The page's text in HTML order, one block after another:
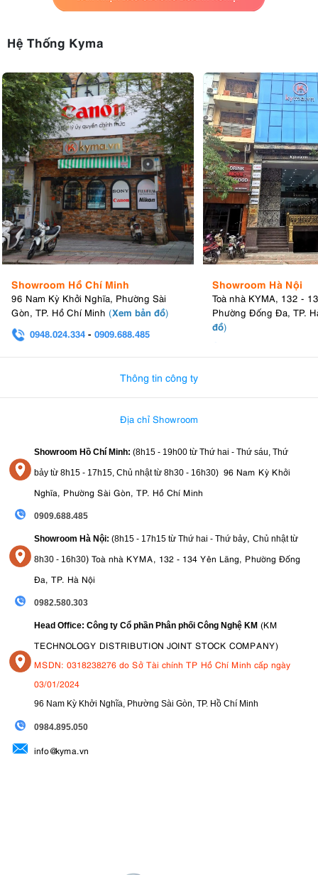
Hệ Thống Kyma
Showroom Hồ Chí Minh
96 Nam Kỳ Khởi Nghĩa, Phường Sài
Gòn, TP. Hồ Chí Minh (Xem bản đồ)
0948.024.334 - 0909.688.485
Showroom Hà Nội
Toà nhà KYMA, 132 -
Phường Đống Đa, TP.
đồ)
Thông tin công ty
Địa chỉ Showroom
Showroom Hồ Chí Minh: (8h15 - 19h00 từ Thứ hai - Thứ sáu, Thứ
bảy từ 8h15 - 17h15, Chủ nhật từ 8h30 - 16h30) 96 Nam Kỳ Khởi
Nghĩa, Phường Sài Gòn, TP. Hồ Chí Minh
0909.688.485
Showroom Hà Nội: (8h15 - 17h15 từ Thứ hai - Thứ bảy, Chủ nhật từ
8h30 - 16h30) Toà nhà KYMA, 132 - 134 Yên Lãng, Phường Đống
Đa, TP. Hà Nội
0982.580.303
Head Office: Công ty Cổ phần Phân phối Công Nghệ KM (KM
TECHNOLOGY DISTRIBUTION JOINT STOCK COMPANY)
MSDN: 0318238276 do Sở Tài chính TP Hồ Chí Minh cấp ngày
03/01/2024
96 Nam Kỳ Khởi Nghĩa, Phường Sài Gòn, TP. Hồ Chí Minh
0984.895.050
info@kyma.vn